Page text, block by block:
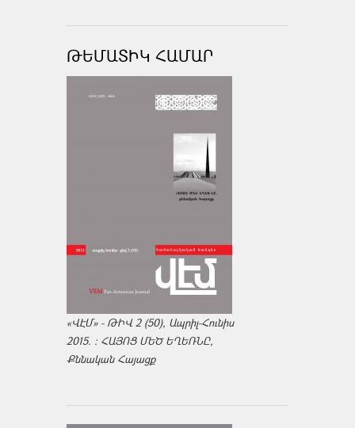
ԹԵՄԱՏԻԿ ՀԱՄԱՐ
«ՎԷՄ» - ԹԻՎ 2 (50), Ապրիլ-Հունիս
2015. : ՀԱՅՈՑ ՄԵԾ ԵՂԵՌՆԸ,
Քննական Հայացք